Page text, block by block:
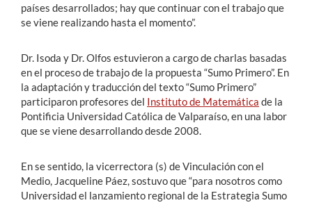
países desarrollados; hay que continuar con el trabajo que
se viene realizando hasta el momento”.
Dr. Isoda y Dr. Olfos estuvieron a cargo de charlas basadas
en el proceso de trabajo de la propuesta “Sumo Primero”. En
la adaptación y traducción del texto “Sumo Primero”
participaron profesores del Instituto de Matemática de la
Pontificia Universidad Católica de Valparaíso, en una labor
que se viene desarrollando desde 2008.
En se sentido, la vicerrectora (s) de Vinculación con el
Medio, Jacqueline Páez, sostuvo que “para nosotros como
Universidad el lanzamiento regional de la Estrategia Sumo